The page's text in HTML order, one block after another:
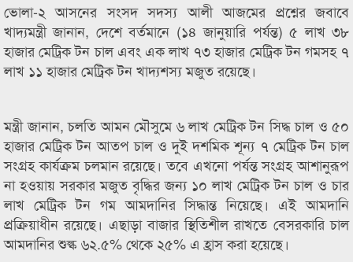
ভোলা-২ আসনের সংসদ সদস্য আলী আজমের প্রশ্নের জবাবে
খাদ্যমন্ত্রী জানান, দেশে বর্তমানে (১৪ জানুয়ারি পর্যন্ত) ৫ লাখ ৩৮
হাজার মেট্রিক টন চাল এবং এক লাখ ৭৩ হাজার মেট্রিক টন গমসহ ৭
লাখ ১১ হাজার মেট্রিক টন খাদ্যশস্য মজুত রয়েছে।
মন্ত্রী জানান, চলতি আমন মৌসুমে ৬ লাখ মেট্রিক টন সিদ্ধ চাল ও ৫০
হাজার মেট্রিক টন আতপ চাল ও দুই দশমিক শূন্য ৭ মেট্রিক টন চাল
সংগ্রহ কার্যক্রম চলমান রয়েছে। তবে এখনো পর্যন্ত সংগ্রহ আশানুরূপ
না হওয়ায় সরকার মজুত বৃদ্ধির জন্য ১০ লাখ মেট্রিক টন চাল ও চার
লাখ মেট্রিক টন গম আমদানির সিদ্ধান্ত নিয়েছে। এই আমদানি
প্রক্রিয়াধীন রয়েছে। এছাড়া বাজার স্থিতিশীল রাখতে বেসরকারি চাল
আমদানির শুল্ক ৬২.৫% থেকে ২৫% এ হ্রাস করা হয়েছে।